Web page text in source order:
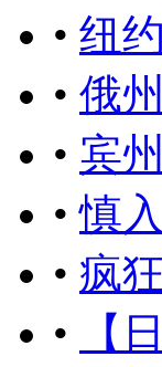
• 纽
• 俄
• 宾
•慎
• 疯
•
【